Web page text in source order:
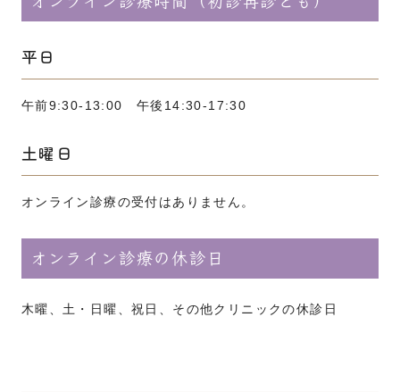
平日
午前9:30-13:00 午後14:30-17:30
土曜日
オンライン診療の受付はありません。
オンライン診療の休診日
木曜、土・日曜、祝日、その他クリニックの休診日